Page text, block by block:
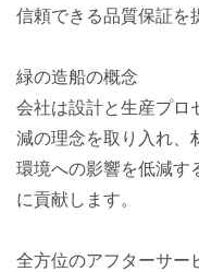
信頼できる品質保証を
緑の造船の概念
会社は設計と生産プロ
減の理念を取り入れ、
環境への影響を低減す
に貢献します。
全方位のアフターサー